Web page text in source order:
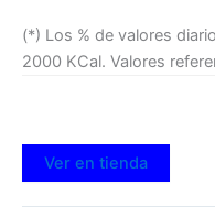
(*) Los % de valores
2000 KCal. Valores
Ver en tienda